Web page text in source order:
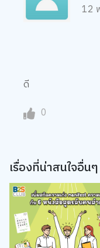
12
ดี
0
เรื่องที่น่าสนใจอื่นๆ